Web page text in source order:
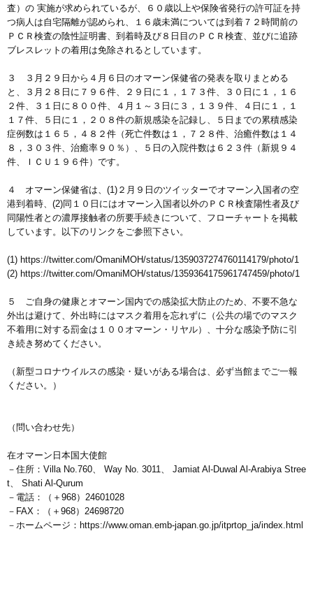
査）の 実施が求められているが、６０歳以上や保険省発行の許可証を持
つ病人は自宅隔離が認められ、１６歳未満については到着７２時間前の
ＰＣＲ検査の陰性証明書、到着時及び８日目のＰＣＲ検査、並びに追跡
ブレスレットの着用は免除されるとしています。
３ ３月２９日から４月６日のオマーン保健省の発表を取りまとめる
と、３月２８日に７９６件、２９日に１，１７３件、３０日に１，１６
２件、３１日に８００件、４月１～３日に３，１３９件、４日に１，１
１７件、５日に１，２０８件の新規感染を記録し、５日までの累積感染
症例数は１６５，４８２件（死亡件数は１，７２８件、治癒件数は１４
８，３０３件、治癒率９０％）、５日の入院件数は６２３件（新規９４
件、ＩＣＵ１９６件）です。
４ オマーン保健省は、(1)２月９日のツイッターでオマーン入国者の空
港到着時、(2)同１０日にはオマーン入国者以外のＰＣＲ検査陽性者及び
同陽性者との濃厚接触者の所要手続きについて、フローチャートを掲載
しています。以下のリンクをご参照下さい。
(1) https://twitter.com/OmaniMOH/status/1359037274760114179/photo/1
(2) https://twitter.com/OmaniMOH/status/1359364175961747459/photo/1
５ ご自身の健康とオマーン国内での感染拡大防止のため、不要不急な
外出は避けて、外出時にはマスク着用を忘れずに（公共の場でのマスク
不着用に対する罰金は１００オマーン・リヤル）、十分な感染予防に引
き続き努めてください。
（新型コロナウイルスの感染・疑いがある場合は、必ず当館までご一報
ください。）
（問い合わせ先）
在オマーン日本国大使館
－住所：Villa No.760、 Way No. 3011、 Jamiat Al-Duwal Al-Arabiya Stree
t、 Shati Al-Qurum
－電話：（＋968）24601028
－FAX：（＋968）24698720
－ホームページ：https://www.oman.emb-japan.go.jp/itprtop_ja/index.html